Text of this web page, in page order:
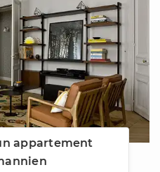
appartement